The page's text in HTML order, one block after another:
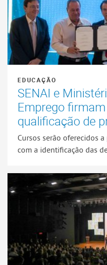
EDUCAÇÃO
SENAI e
Emprego
qualificação de
Cursos serão oferecidos
com a identificação das